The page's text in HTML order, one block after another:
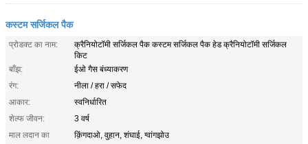
कस्टम सर्जिकल पैक
प्रोडक्ट का नाम:
क्रैनियोटॉमी सर्जिकल पैक कस्टम सर्जिकल पैक हेड क्रैनियोटॉमी सर्जिकल
किट
बाँझ:
ईओ गैस बंध्याकरण
रंग:
नीला / हरा / सफेद
आकार:
स्वनिर्धारित
शेल्फ जीवन:
3 वर्ष
माल लदान का
क़िंगदाओ, वुहान, शंघाई, ग्वांगझोउ